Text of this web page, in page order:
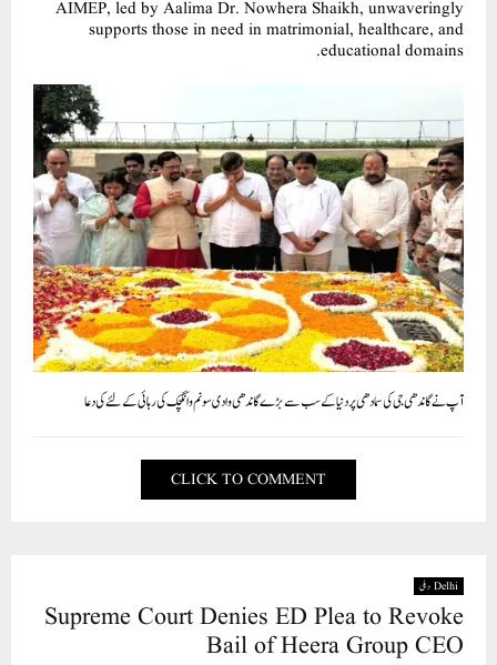
AIMEP, led by Aalima Dr. Nowhera Shaikh, unwaveringly
supports those in need in matrimonial, healthcare, and
educational domains.
آپ نے گاندھی جی کی سمادھی پر دنیا کے سب سے بڑے گاندھی وادی سونم وانگچک کی رہائی کے لئے کی دعا
CLICK TO COMMENT
Delhi دہلی
Supreme Court Denies ED Plea to Revoke
Bail of Heera Group CEO